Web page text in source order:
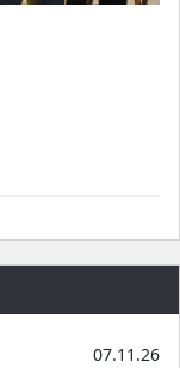
07.11.26